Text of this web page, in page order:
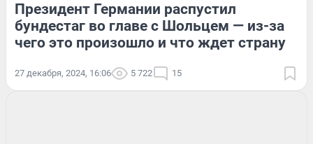
Президент Германии распустил
бундестаг во главе с Шольцем — из-за
чего это произошло и что ждет страну
27 декабря, 2024, 16:06 5 722 15